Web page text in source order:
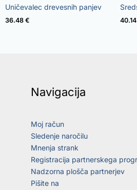
Ocenjeno
5.00
od 5
Uničevalec drevesnih panjev
36.48 €
4.73
od 5
40.14
Navigacija
Moj račun
Sledenje naročilu
Mnenja strank
Registracija partnerskega
Nadzorna plošča partnerjev
Pišite na